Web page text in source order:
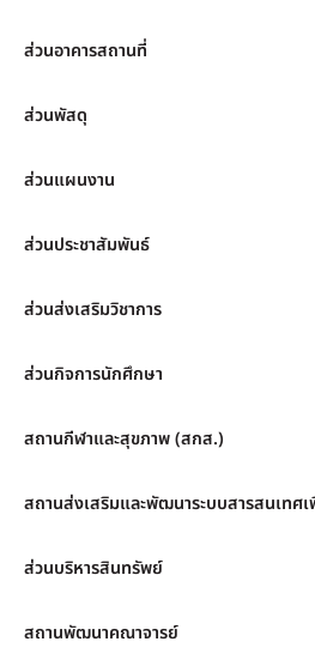
ส่วนอาคารสถานที่
ส่วนพัสดุ
ส่วนแผนงาน
ส่วนประชาสัมพันธ์
ส่วนส่งเสริมวิชาการ
ส่วนกิจการนักศึกษา
สถานกีฬาและสุขภาพ (สกส.)
สถานส่งเสริมและพัฒนาระบบสารสนเทศ
ส่วนบริหารสินทรัพย์
สถานพัฒนาคณาจารย์